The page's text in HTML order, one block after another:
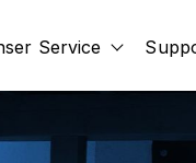
submenu for
Service Show